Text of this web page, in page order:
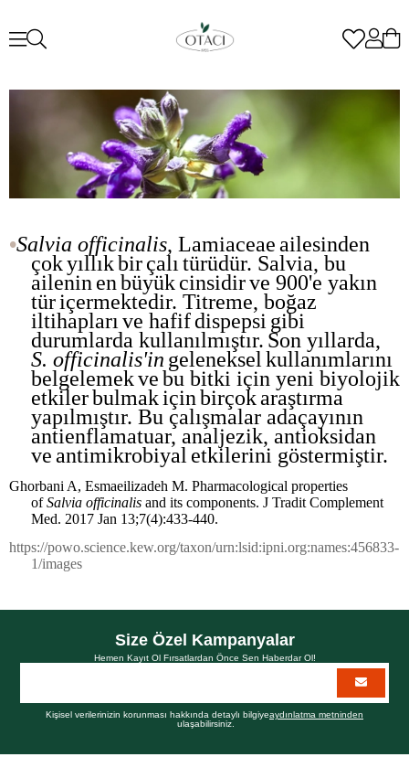
•Salvia officinalis, Lamiaceaeailesinden
çokyıllıkbirçalıtürüdür. Salvia, bu
aileninenbüyükcinsidirve 900'e yakın
türiçermektedir. Titreme, boğaz
iltihaplarıve hafifdispepsigibi
durumlarda kullanılmıştır. Son yıllarda,
S. officinalis'in gelenekselkullanımlarını
belgelemekvebu bitki için yeni biyolojik
etkilerbulmakiçinbirçokaraştırma
yapılmıştır. Bu çalışmalar adaçayının
antienflamatuar, analjezik, antioksidan
veantimikrobiyaletkilerini göstermiştir.
Ghorbani A, Esmaeilizadeh M. Pharmacological properties
ofSalvia officinalis and its components. J Tradit Complement
Med. 2017 Jan 13;7(4):433-440.
https://powo.science.kew.org/taxon/urn:lsid:ipni.org:names:456833-
1/images
Size Özel Kampanyalar
Hemen Kayıt Ol Fırsatlardan Önce Sen Haberdar Ol!
Kişisel verilerinizin korunması hakkında detaylı bilgiyeaydınlatma metninden
ulaşabilirsiniz.